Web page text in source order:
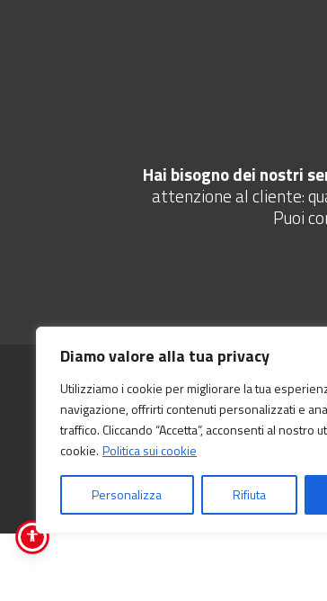
Diamo valore alla tua privacy
Utilizziamo i cookie per migliorare la tua
navigazione, offrirti contenuti personalizzati e
traffico. Cliccando “Accetta”, acconsenti al nostro
cookie. Politica sui cookie
Personalizza Rifiuta
Hai bisogno dei nostri
attenzione al cliente:
Puoi
© 2026 Caldaie Ravasio S.r.l. – Via Bedesco,
RIVEDI IL CONSENSO DEI COOKIE
powered byandreawebdesigner.com